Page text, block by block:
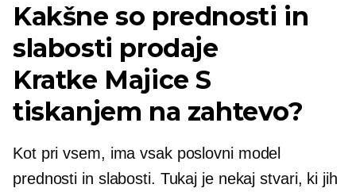
Kakšne so prednosti in
slabosti prodaje
Kratke Majice S
tiskanjem na zahtevo?
Kot pri vsem, ima vsak poslovni model
prednosti in slabosti. Tukaj je nekaj stvari, ki jih